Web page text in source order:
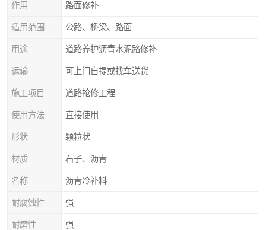
作用 路面修补
适用范围 公路、桥梁、路面
用途 道路养护沥青水泥路修补
运输 可上门自提或找车送货
施工项目 道路抢修工程
使用方法 直接使用
形状 颗粒状
材质 石子、沥青
名称 沥青冷补料
耐腐蚀性 强
耐磨性 强